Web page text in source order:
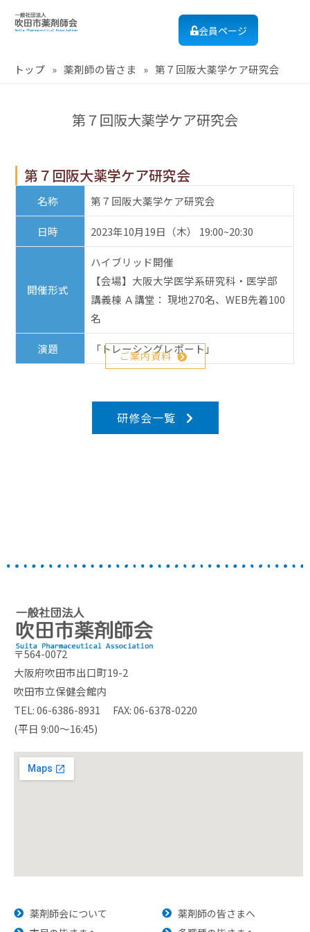
会員ページ
トップ » 薬剤師の皆さま » 第７回阪大薬学ケア研究会
第７回阪大薬学ケア研究会
第７回阪大薬学ケア研究会
名称 第７回阪大薬学ケア研究会
日時 2023年10月19日（木） 19:00~20:30
開催形式
ハイブリッド開催
【会場】大阪大学医学系研究科・医学部
講義棟 Ａ講堂： 現地270名、WEB先着100
名
演題 「トレーシングレポート」
ご案内資料
研修会一覧
〒564-0072
大阪府吹田市出口町19-2
吹田市立保健会館内
TEL: 06-6386-8931 FAX: 06-6378-0220
(平日 9:00～16:45)
薬剤師会について
薬剤師の皆さまへ